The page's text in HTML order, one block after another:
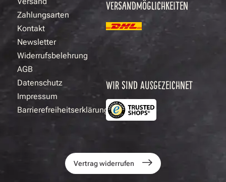
Zahlungsarten
Kontakt
Newsletter
Widerrufsbelehrung
AGB
Datenschutz
Impressum
Barrierefreiheitserklärung
VERSANDMÖGLICHKEITEN
WIR SIND AUSGEZEICHNET
Vertrag widerrufen